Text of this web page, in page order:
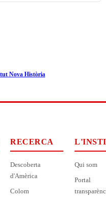
Nova Història
RECERCA
Descoberta
d'Amèrica
Colom
Qui som
Portal